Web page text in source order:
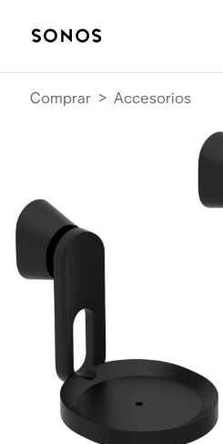
Comprar > Accesorios